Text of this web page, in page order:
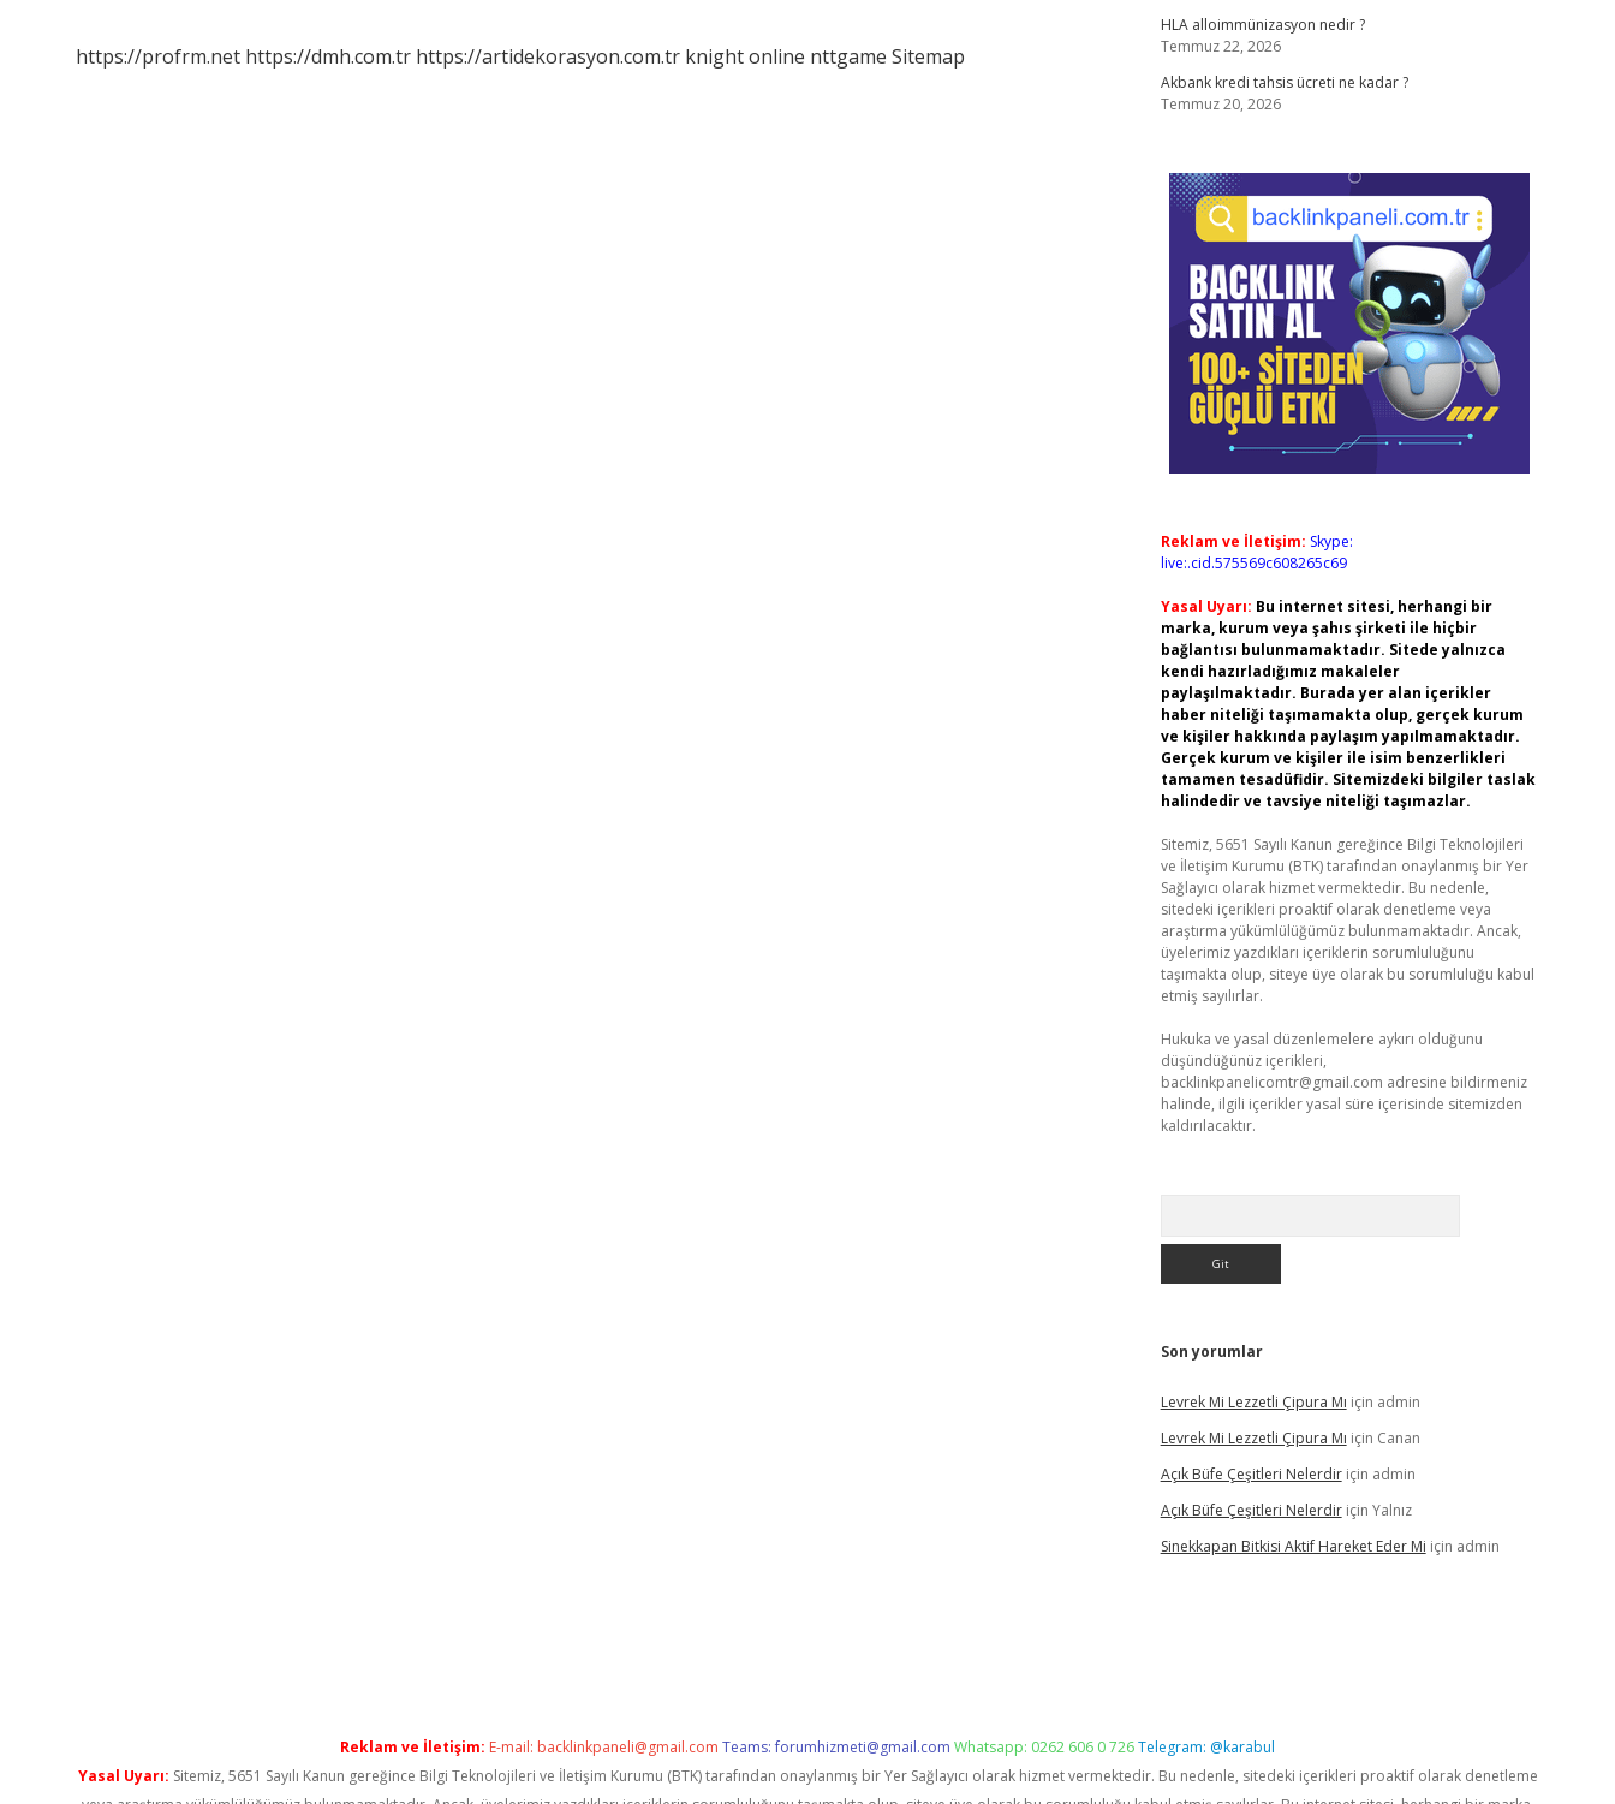
https://profrm.net https://dmh.com.tr https://artidekorasyon.com.tr knight online nttgame Sitemap
HLA alloimmünizasyon nedir ?
Temmuz 22, 2026
Akbank kredi tahsis ücreti ne kadar ?
Temmuz 20, 2026
Reklam ve İletişim: Skype:
live:.cid.575569c608265c69
Yasal Uyarı: Bu internet sitesi, herhangi bir
marka, kurum veya şahıs şirketi ile hiçbir
bağlantısı bulunmamaktadır. Sitede yalnızca
kendi hazırladığımız makaleler
paylaşılmaktadır. Burada yer alan içerikler
haber niteliği taşımamakta olup, gerçek kurum
ve kişiler hakkında paylaşım yapılmamaktadır.
Gerçek kurum ve kişiler ile isim benzerlikleri
tamamen tesadüfidir. Sitemizdeki bilgiler taslak
halindedir ve tavsiye niteliği taşımazlar.
Sitemiz, 5651 Sayılı Kanun gereğince Bilgi Teknolojileri
ve İletişim Kurumu (BTK) tarafından onaylanmış bir Yer
Sağlayıcı olarak hizmet vermektedir. Bu nedenle,
sitedeki içerikleri proaktif olarak denetleme veya
araştırma yükümlülüğümüz bulunmamaktadır. Ancak,
üyelerimiz yazdıkları içeriklerin sorumluluğunu
taşımakta olup, siteye üye olarak bu sorumluluğu kabul
etmiş sayılırlar.
Hukuka ve yasal düzenlemelere aykırı olduğunu
düşündüğünüz içerikleri,
backlinkpanelicomtr@gmail.com adresine bildirmeniz
halinde, ilgili içerikler yasal süre içerisinde sitemizden
kaldırılacaktır.
Son yorumlar
Levrek Mi Lezzetli Çipura Mı için admin
Levrek Mi Lezzetli Çipura Mı için Canan
Açık Büfe Çeşitleri Nelerdiriçin admin
Açık Büfe Çeşitleri Nelerdiriçin Yalnız
Sinekkapan Bitkisi Aktif Hareket Eder Mi için admin
Reklam ve İletişim: E-mail: backlinkpaneli@gmail.com Teams:forumhizmeti@gmail.com Whatsapp: 0262 606 0 726Telegram: @karabul
Yasal Uyarı: Sitemiz, 5651 Sayılı Kanun gereğince Bilgi Teknolojileri ve İletişim Kurumu (BTK) tarafından onaylanmış bir Yer Sağlayıcı olarak hizmet vermektedir. Bu nedenle, sitedeki içerikleri proaktif olarak denetleme